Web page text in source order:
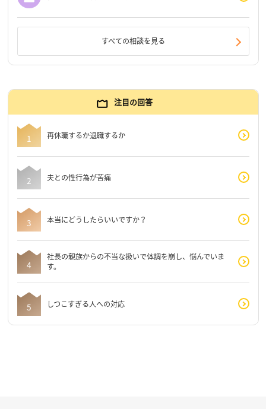
すべての相談を見る
注目の回答
再休職するか退職するか
夫との性行為が苦痛
本当にどうしたらいいですか？
社長の親族からの不当な扱いで体調を崩し、悩んでいま
す。
しつこすぎる人への対応